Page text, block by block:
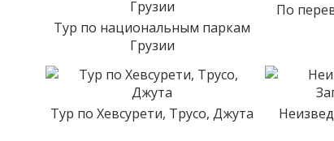
Тур по национальным паркам
Грузии
По
Тур по Хевсурети, Трусо, Джута